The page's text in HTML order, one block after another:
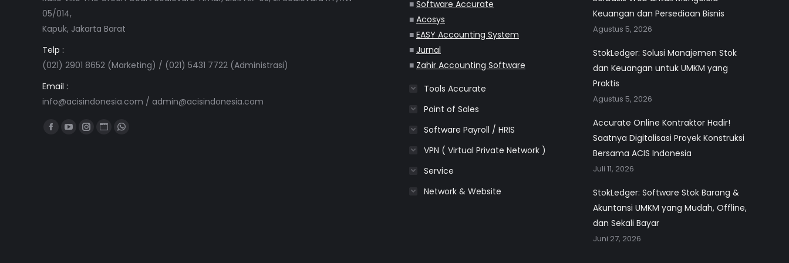
05/014,
Kapuk, Jakarta Barat
Telp :
(021) 2901 8652 (Marketing) / (021) 5431 7722 (Administrasi)
Email :
info@acisindonesia.com / admin@acisindonesia.com
Find us on:
FacebookYouTube
Instagram
WebsiteWhatsapp
■ Software Accurate
■ Acosys
■ EASY Accounting System
■ Jurnal
■ Zahir Accounting Software
Tools Accurate
Point of Sales
Software Payroll / HRIS
VPN ( Virtual Private Network )
Service
Network & Website
Keuangan dan Persediaan Bisnis
Agustus 5, 2026
StokLedger: Solusi Manajemen Stok
dan Keuangan untuk UMKM yang
Praktis
Agustus 5, 2026
Accurate Online Kontraktor Hadir!
Saatnya Digitalisasi Proyek Konstruksi
Bersama ACIS Indonesia
Juli 11, 2026
StokLedger: Software Stok Barang &
Akuntansi UMKM yang Mudah, Offline,
dan Sekali Bayar
Juni 27, 2026